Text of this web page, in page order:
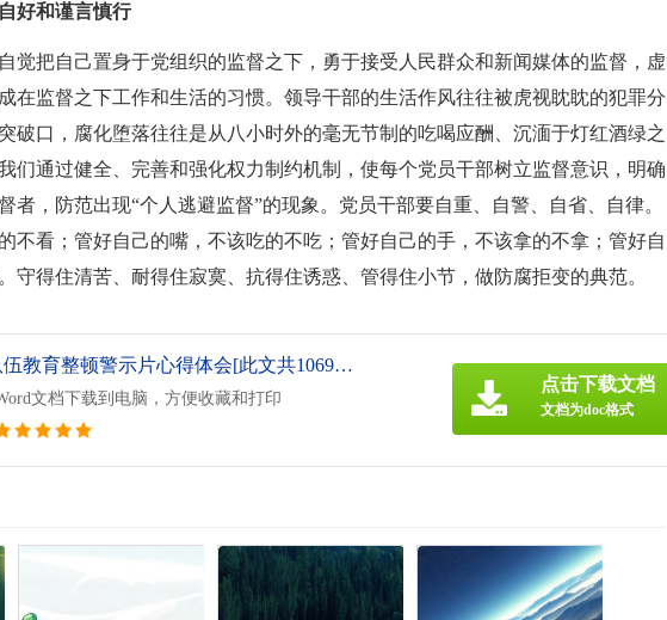
好和谨言慎行
觉把自己置身于党组织的监督之下，勇于接受人民群众和新闻媒体的监督，虚
在监督之下工作和生活的习惯。领导干部的生活作风往往被虎视眈眈的犯罪分
破口，腐化堕落往往是从八小时外的毫无节制的吃喝应酬、沉湎于灯红酒绿之
们通过健全、完善和强化权力制约机制，使每个党员干部树立监督意识，明确
者，防范出现“个人逃避监督”的现象。党员干部要自重、自警、自省、自律。
不看；管好自己的嘴，不该吃的不吃；管好自己的手，不该拿的不拿；管好自
守得住清苦、耐得住寂寞、抗得住诱惑、管得住小节，做防腐拒变的典范。
《观看队伍教育整顿警示片心得体会[此文共1069字].doc》
文档下载到电脑，方便收藏和打印
点击下载文档
文档为doc格式